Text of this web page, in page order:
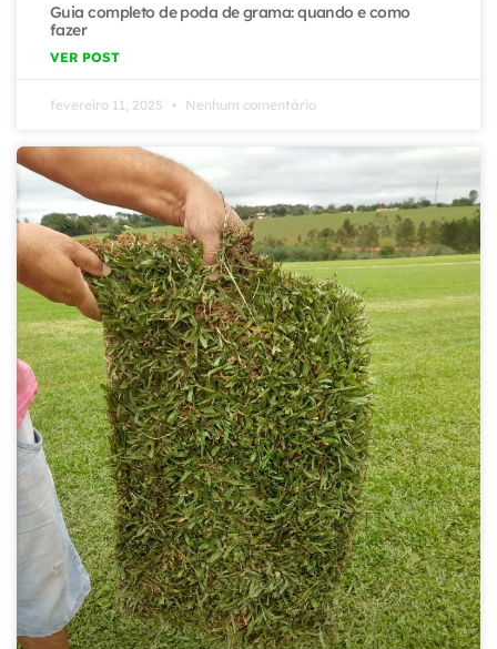
Guia completo de poda de grama: quando e como
fazer
VER POST
fevereiro 11, 2025 Nenhum comentário